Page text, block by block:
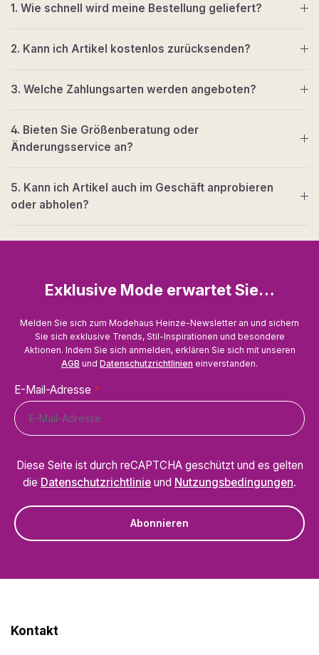
1. Wie schnell wird meine Bestellung geliefert?
2. Kann ich Artikel kostenlos zurücksenden?
3. Welche Zahlungsarten werden angeboten?
4. Bieten Sie Größenberatung oder
Änderungsservice an?
5. Kann ich Artikel auch im Geschäft anprobieren
oder abholen?
Exklusive Mode erwartet Sie…
Melden Sie sich zum Modehaus Heinze-Newsletter an und sichern
Sie sich exklusive Trends, Stil-Inspirationen und besondere
Aktionen. Indem Sie sich anmelden, erklären Sie sich mit unseren
AGB und Datenschutzrichtlinien einverstanden.
E-Mail-Adresse *
Diese Seite ist durch reCAPTCHA geschützt und es gelten
die Datenschutzrichtlinie und Nutzungsbedingungen.
Abonnieren
Kontakt